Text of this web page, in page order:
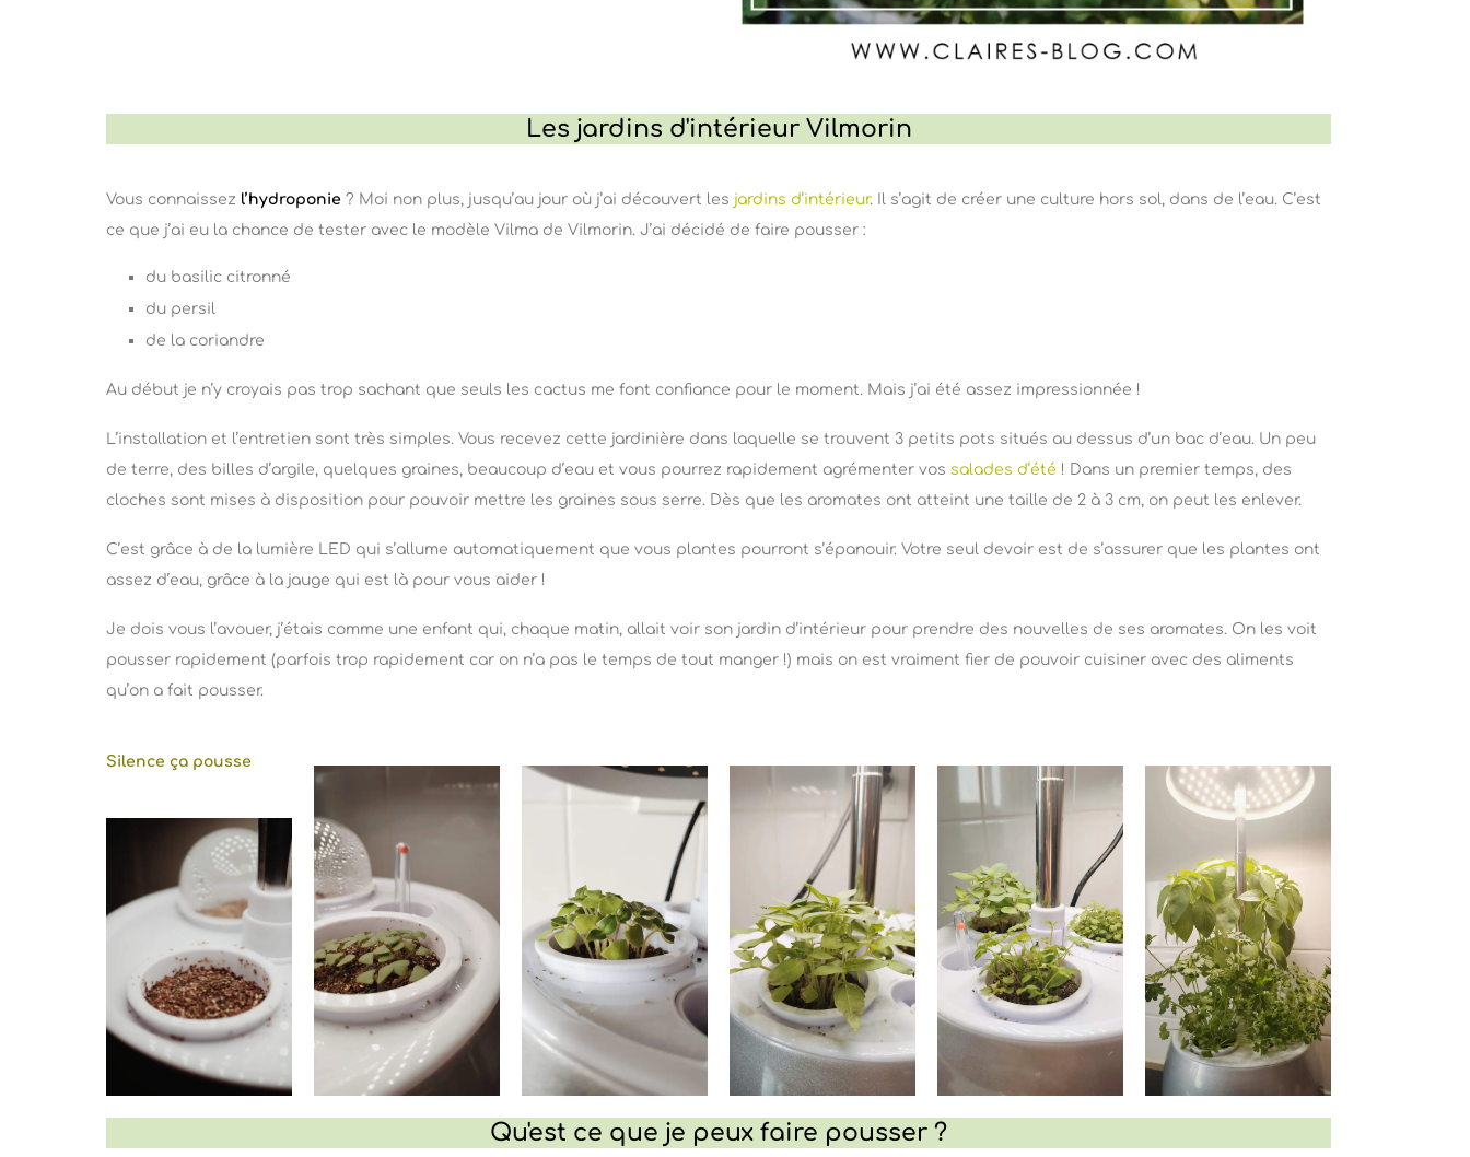
Les jardins d'intérieur Vilmorin
Vous connaissez l’hydroponie ? Moi non plus, jusqu’au jour où j’ai découvert les jardins d’intérieur. Il s’agit de créer une culture hors sol, dans de l’eau. C’est
ce que j’ai eu la chance de tester avec le modèle Vilma de Vilmorin. J’ai décidé de faire pousser :
du basilic citronné
du persil
de la coriandre
Au début je n’y croyais pas trop sachant que seuls les cactus me font confiance pour le moment. Mais j’ai été assez impressionnée !
L’installation et l’entretien sont très simples. Vous recevez cette jardinière dans laquelle se trouvent 3 petits pots situés au dessus d’un bac d’eau. Un peu
de terre, des billes d’argile, quelques graines, beaucoup d’eau et vous pourrez rapidement agrémenter vos salades d’été ! Dans un premier temps, des
cloches sont mises à disposition pour pouvoir mettre les graines sous serre. Dès que les aromates ont atteint une taille de 2 à 3 cm, on peut les enlever.
C’est grâce à de la lumière LED qui s’allume automatiquement que vous plantes pourront s’épanouir. Votre seul devoir est de s’assurer que les plantes ont
assez d’eau, grâce à la jauge qui est là pour vous aider !
Je dois vous l’avouer, j’étais comme une enfant qui, chaque matin, allait voir son jardin d’intérieur pour prendre des nouvelles de ses aromates. On les voit
pousser rapidement (parfois trop rapidement car on n’a pas le temps de tout manger !) mais on est vraiment fier de pouvoir cuisiner avec des aliments
qu’on a fait pousser.
Silence ça pousse
Qu'est ce que je peux faire pousser ?